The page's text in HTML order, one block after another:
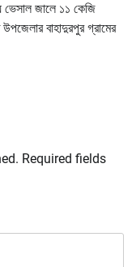
ভেসাল জালে ১১ কেজি
বাহাদুরপুর গ্রামের
Required fields